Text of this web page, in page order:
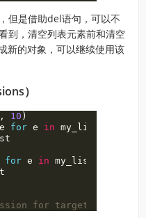
但是借助del语句，可以不
到，清空列表元素前和清空
新的对象，可以继续使用该
）
, 10 )
e for e in my_list
for e in my_list